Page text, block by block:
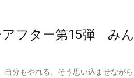
アフター第15弾 みん
分もやれる。そう思い込ませながら